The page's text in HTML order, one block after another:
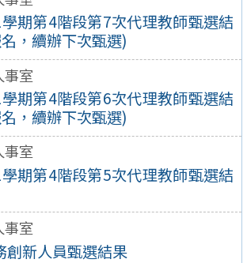
期第4階段第7次代理教師甄選結
，續辦下次甄選)
事室
期第4階段第6次代理教師甄選結
，續辦下次甄選)
事室
期第4階段第5次代理教師甄選結
事室
創新人員甄選結果